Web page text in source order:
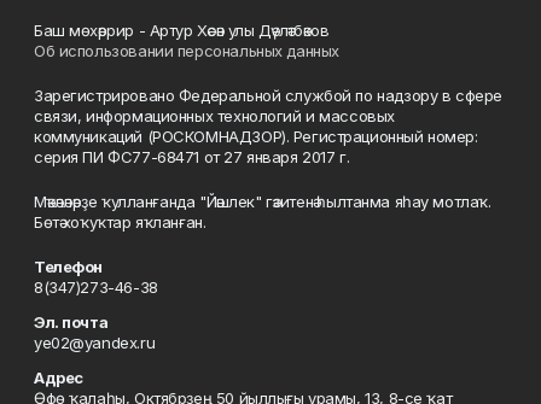
Баш мөхәррир - Артур Хәсән улы Дәүләтбәков
Об использовании персональных данных
Зарегистрировано Федеральной службой по надзору в сфере
связи, информационных технологий и массовых
коммуникаций (РОСКОМНАДЗОР). Регистрационный номер:
серия ПИ ФС77-68471 от 27 января 2017 г.
Мәҡәләләрҙе ҡулланғанда "Йәшлек" гәзитенә һылтанма яһау мотлаҡ.
Бөтә хоҡуҡтар яҡланған.
Телефон
8(347)273-46-38
Эл. почта
ye02@yandex.ru
Адрес
Өфө ҡалаһы, Октябрҙең 50 йыллығы урамы, 13, 8-се ҡат